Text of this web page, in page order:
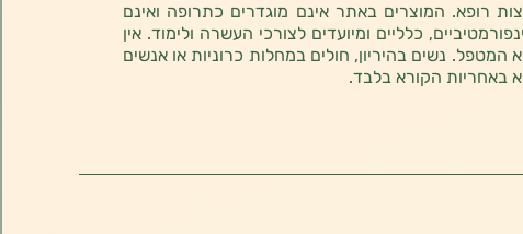
רופא. המוצרים באתר אינם מוגדרים כתרופה ואינם
כלליים ומיועדים לצורכי העשרה ולימוד. אין
המטפל. נשים בהיריון, חולים במחלות כרוניות או אנשים
באחריות הקורא בלבד.